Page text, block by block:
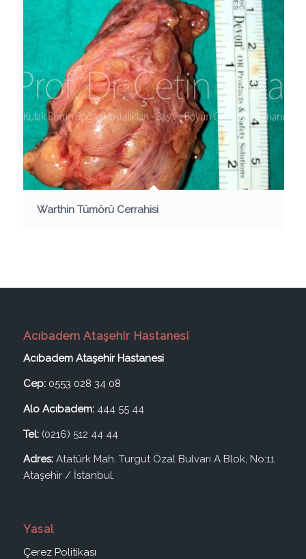
Warthin Tümörü Cerrahisi
Acıbadem Ataşehir Hastanesi
Acıbadem Ataşehir Hastanesi
Cep: 0553 028 34 08
Alo Acıbadem:444 55 44
Tel:(0216) 512 44 44
Adres:Atatürk Mah. Turgut Özal Bulvarı A Blok, No:11
Ataşehir / İstanbul.
Yasal
Çerez Politikası